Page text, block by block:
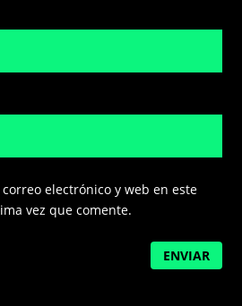
electrónico y web en este
vez que comente.
ENVIAR